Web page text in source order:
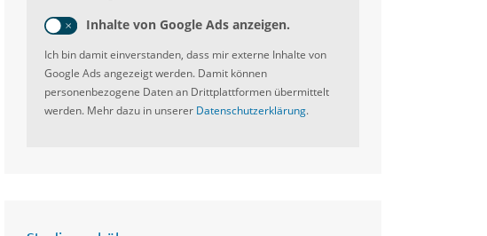
Inhalte von Google Ads anzeigen.
Ich bin damit einverstanden, dass mir externe Inhalte von
Google Ads angezeigt werden. Damit können
personenbezogene Daten an Drittplattformen übermittelt
werden. Mehr dazu in unserer Datenschutzerklärung.